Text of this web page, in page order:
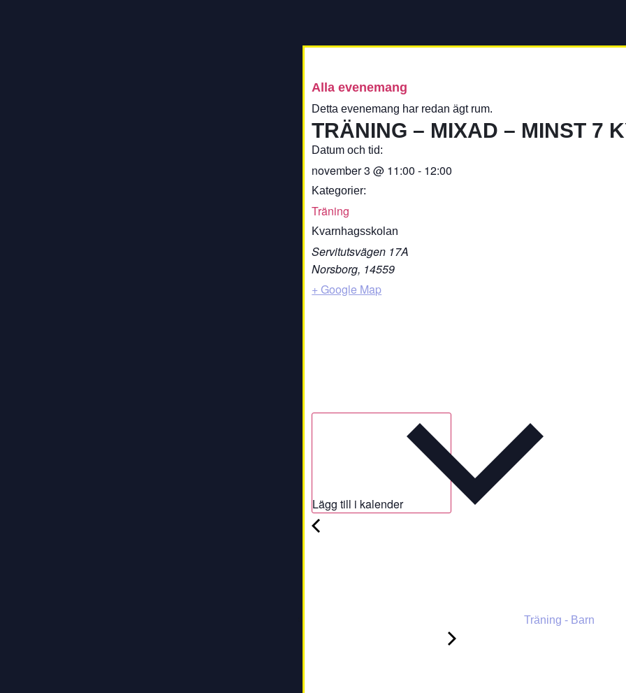
Alla evenemang
Detta evenemang har redan ägt rum.
TRÄNING – MIXAD – MINST 7
Datum och tid:
november 3 @ 11:00 - 12:00
Kategorier:
Träning
Kvarnhagsskolan
Servitutsvägen 17A
Norsborg, 14559
+ Google Map
Lägg till i kalender
Träning - Barn